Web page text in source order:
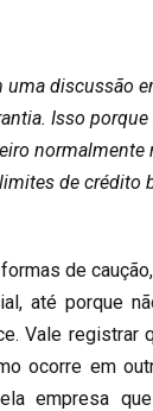
uma discussão
Isso
normalmente
de crédito
de
até porque
Vale registrar
ocorre em
empresa